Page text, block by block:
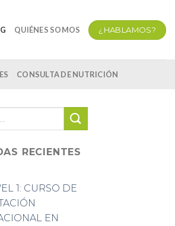
QUIÉNES SOMOS ¿HABLAMOS?
CONSULTA DE NUTRICIÓN
RECIENTES
1: CURSO DE
EN